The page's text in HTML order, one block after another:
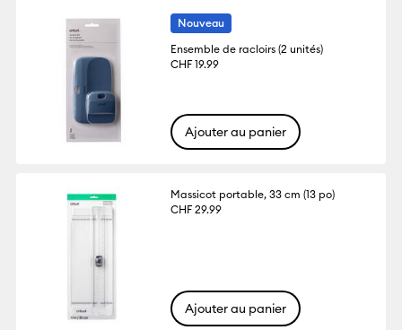
Nouveau
Ensemble de racloirs (2 unités)
CHF 19.99
Ajouter au panier
Massicot portable, 33 cm (13 po)
CHF 29.99
Ajouter au panier